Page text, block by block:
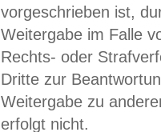
vorgeschrieben ist,
Weitergabe im Falle
Rechts- oder
Dritte zur
Weitergabe zu
erfolgt nicht.